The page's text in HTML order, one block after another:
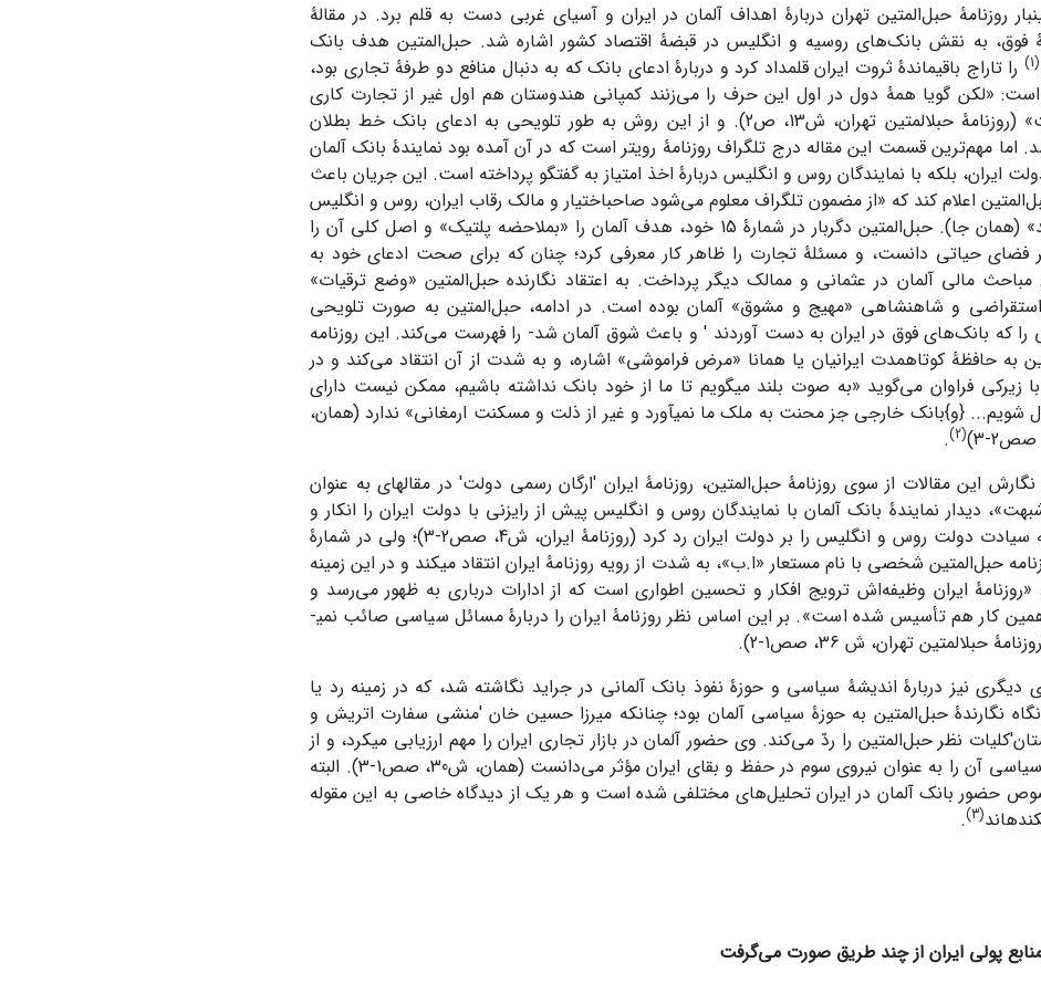
روزنامۀ حبل‌المتین تهران دربارۀ اهداف آلمان در ایران و آسیای غربی دست به قلم برد. در مقالۀ
فوق، به نقش بانک‌های روسیه و انگلیس در قبضۀ اقتصاد کشور اشاره شد. حبل‌المتین هدف بانک
(1)
را تاراج باقیماندۀ ثروت ایران قلمداد کرد و دربارۀ ادعای بانک که به دنبال منافع دو طرفۀ تجاری بود،
است: «لکن گویا همۀ دول در اول این حرف را می‌زنند کمپانی هندوستان هم اول غیر از تجارت کاری
نداشت» (روزنامۀ حبل­المتین تهران، ش13، ص2). و از این روش به طور تلویحی به ادعای بانک خط بطلان
اما مهم‌ترین قسمت این مقاله درج تلگراف روزنامۀ رویتر است که در آن آمده بود نمایندۀ بانک آلمان
ایران، بلکه با نمایندگان روس و انگلیس دربارۀ اخذ امتیاز به گفتگو پرداخته است. این جریان باعث
اعلام کند که «از مضمون تلگراف معلوم می‌شود صاحب­اختیار و مالک رقاب ایران، روس و انگلیس
هستند» (همان جا). حبل‌المتین دگربار در شمارۀ 15 خود، هدف آلمان را «بملاحضه پلتیک» و اصل کلی آن را
فضای حیاتی ‌دانست، و مسئلۀ تجارت را ظاهر کار معرفی کرد؛ چنان که برای صحت ادعای خود به
مباحث مالی آلمان در عثمانی و ممالک دیگر پرداخت. به اعتقاد نگارنده حبل‌المتین «وضع ترقیات»
و شاهنشاهی «مهیج و مشوق» آلمان بوده است. در ادامه، حبل‌المتین به صورت تلویحی
را که بانک‌های فوق در ایران به دست آوردند ' و باعث شوق آلمان شد- را فهرست می‌کند. این روزنامه
به حافظۀ کوتاه­مدت ایرانیان یا همانا «مرض فراموشی» اشاره، و به شدت از آن انتقاد می‌کند و در
با زیرکی فراوان می‌گوید «به صوت بلند می­گویم تا ما از خود بانک نداشته باشیم، ممکن نیست دارای
شویم... {و}بانک خارجی جز محنت به ملک ما نمی­آورد و غیر از ذلت و مسکنت ارمغانی» ندارد (همان،
(2)
.
نگارش این مقالات از سوی روزنامۀ حبل‌المتین، روزنامۀ ایران 'ارگان رسمی دولت' در مقاله­ای به عنوان
دیدار نمایندۀ بانک آلمان با نمایندگان روس و انگلیس پیش از رایزنی با دولت ایران را انکار و
هرگونه سیادت دولت روس و انگلیس را بر دولت ایران رد کرد (روزنامۀ ایران، ش4، صص2-3)؛ ولی در شمارۀ
حبل‌المتین شخصی با نام مستعار «ا.ب»، به شدت از رویه روزنامۀ ایران انتقاد می­کند و در این زمینه
«روزنامۀ ایران وظیفه‌اش ترویج افکار و تحسین اطواری ­است که از ادارات درباری به ظهور می‌رسد و
برای همین کار هم تأسیس شده است». بر این اساس نظر روزنامۀ ایران را دربارۀ مسائل سیاسی صائب نمی­
حبل­المتین تهران، ش­ 36، صص1-2).
دیگری نیز دربارۀ اندیشۀ سیاسی و حوزۀ نفوذ بانک آلمانی در جراید نگاشته شد، که در زمینه رد یا
نگاه نگارندۀ حبل‌المتین به حوزۀ سیاسی آلمان بود؛ چنانکه میرزا حسین خان 'منشی سفارت اتریش و
نظر حبل‌المتین را ردّ می‌کند. وی حضور آلمان در بازار تجاری ایران را مهم ارزیابی می­کرد، و از
لحاظ سیاسی آن را به عنوان نیروی سوم در حفظ و بقای ایران مؤثر می‌دانست (همان، ش30، صص1-3). البته
حضور بانک آلمان در ایران تحلیل‌های مختلفی شده است و هر یک از دیدگاه خاصی به این مقوله
(3)
.
پولی ایران از چند طریق صورت می‌گرفت